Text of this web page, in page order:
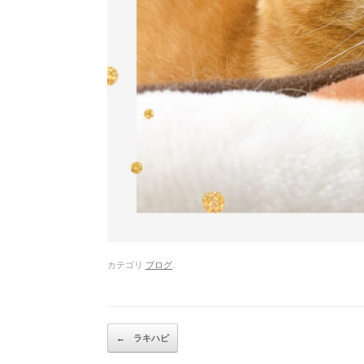
カテゴリ ブログ
Post navigation
← ラキハピ